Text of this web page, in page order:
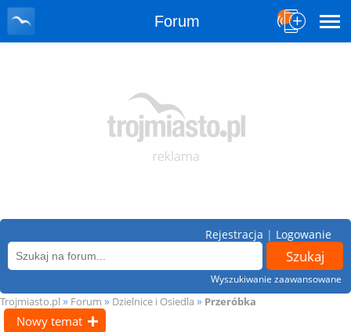
Forum
Wyszukiwanie zaawansowane
Rejestracja | Logowanie
Trojmiasto.pl » Forum » Dzielnice i Osiedla » Przeróbka
Nowy temat